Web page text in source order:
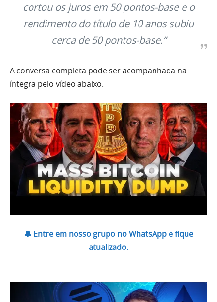
cortou os juros em 50 pontos-base e o
rendimento do título de 10 anos subiu
cerca de 50 pontos-base.”
A conversa completa pode ser acompanhada na
íntegra pelo vídeo abaixo.
🔔 Entre em nosso grupo no WhatsApp e fique
atualizado.